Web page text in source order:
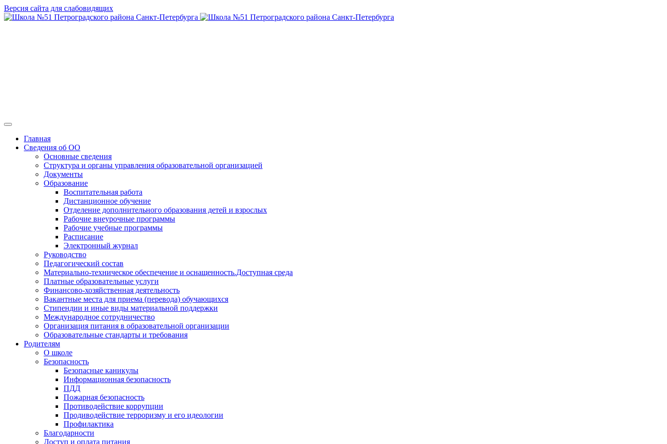
Версия сайта для слабовидящих
Главная
Сведения об ОО
Основные сведения
Структура и органы управления образовательной организацией
Документы
Образование
Воспитательная работа
Дистанционное обучение
Отделение дополнительного образования детей и взрослых
Рабочие внеурочные программы
Рабочие учебные программы
Расписание
Электронный журнал
Руководство
Педагогический состав
Материально-техническое обеспечение и оснащенность.Доступная среда
Платные образовательные услуги
Финансово-хозяйственная деятельность
Вакантные места для приема (перевода) обучающихся
Стипендии и иные виды материальной поддержки
Международное сотрудничество
Организация питания в образовательной организации
Образовательные стандарты и требования
Родителям
О школе
Безопасность
Безопасные каникулы
Информационная безопасность
ПДД
Пожарная безопасность
Противодействие коррупции
Продиводействие терроризму и его идеологии
Профилактика
Благодарности
Доступ и оплата питания